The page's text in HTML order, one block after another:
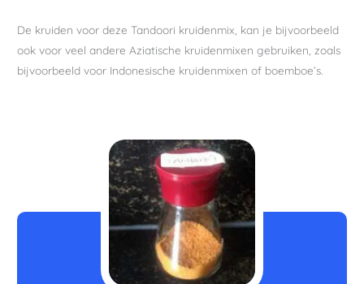
De kruiden voor deze Tandoori kruidenmix, kan je bijvoorbeeld
ook voor veel andere Aziatische kruidenmixen gebruiken, zoals
bijvoorbeeld voor Indonesische kruidenmixen of boemboe’s.